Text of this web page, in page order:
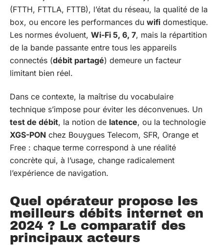
(FTTH, FTTLA, FTTB), l’état du réseau, la qualité de la
box, ou encore les performances du wifi domestique.
Les normes évoluent, Wi-Fi 5, 6, 7, mais la répartition
de la bande passante entre tous les appareils
connectés (débit partagé) demeure un facteur
limitant bien réel.
Dans ce contexte, la maîtrise du vocabulaire
technique s’impose pour éviter les déconvenues. Un
test de débit, la notion de latence, ou la technologie
XGS-PON chez Bouygues Telecom, SFR, Orange et
Free : chaque terme correspond à une réalité
concrète qui, à l’usage, change radicalement
l’expérience de navigation.
Quel opérateur propose les
meilleurs débits internet en
2024 ? Le comparatif des
principaux acteurs